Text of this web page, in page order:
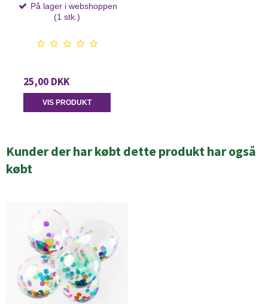
På lager i webshoppen
(1 stk.)
25,00 DKK
VIS PRODUKT
Kunder der har købt dette produkt har også
købt